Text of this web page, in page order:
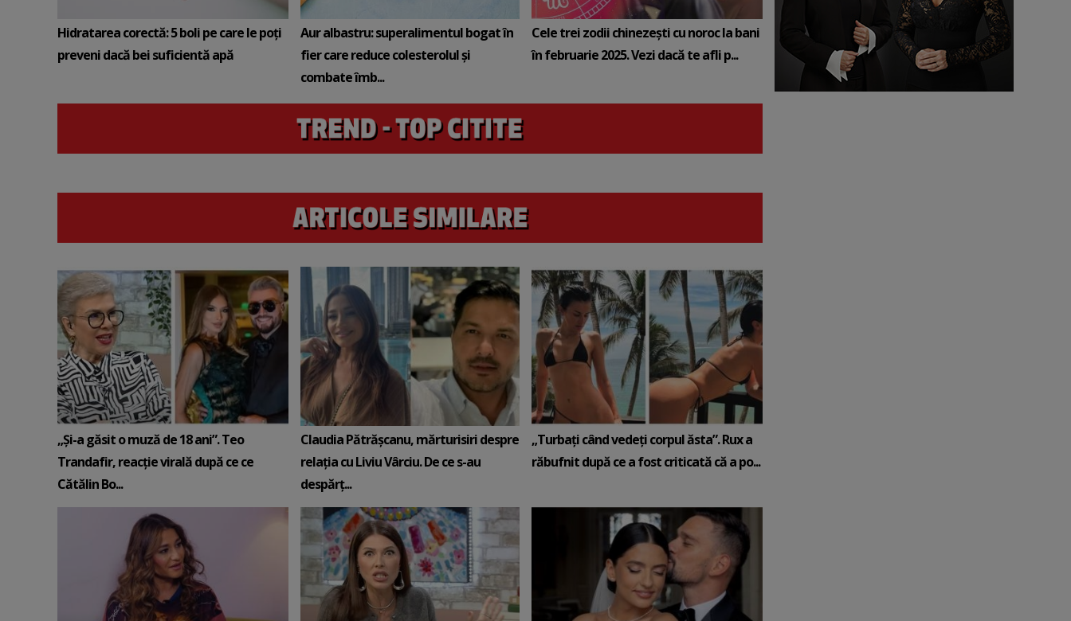
Hidratarea corectă: 5 boli pe care le poți
preveni dacă bei suficientă apă
Aur albastru: superalimentul bogat în
fier care reduce colesterolul și
combate îmb...
Cele trei zodii chinezești cu noroc la bani
în februarie 2025. Vezi dacă te afli p...
„Și-a găsit o muză de 18 ani”. Teo
Trandafir, reacție virală după ce ce
Cătălin Bo...
Claudia Pătrășcanu, mărturisiri despre
relația cu Liviu Vârciu. De ce s-au
despărț...
„Turbați când vedeți corpul ăsta”. Rux a
răbufnit după ce a fost criticată că a po...